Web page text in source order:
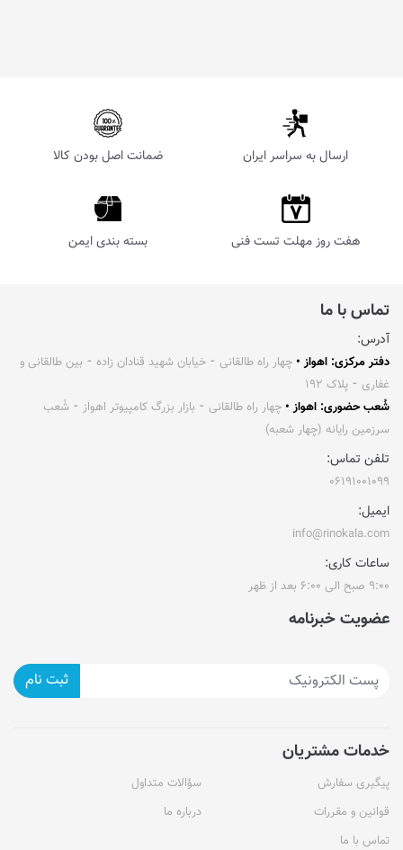
ارسال به سراسر ایران ضمانت اصل بودن کالا
هفت روز مهلت تست فنی بسته بندی ایمن
تماس با ما
آدرس:
دفتر مرکزی: اهواز • چهار راه طالقانی ⁃ خیابان شهید قنادان زاده ⁃ بین طالقانی و
غفاری ⁃ پلاک ۱۹۲
شُعب حضوری: اهواز • چهار راه طالقانی ⁃ بازار بزرگ کامپیوتر اهواز ⁃ شُعب
سرزمین رایانه (چهار شعبه)
تلفن تماس:
۰۶۱۹۱۰۰۱۰۹۹
ایمیل:
info@rinokala.com
ساعات کاری:
۹:۰۰ صبح الی ۶:۰۰ بعد از ظهر
عضویت خبرنامه
ثبت نام
خدمات مشتریان
پیگیری سفارش
سؤالات متداول
قوانین و مقررات
درباره ما
تماس با ما